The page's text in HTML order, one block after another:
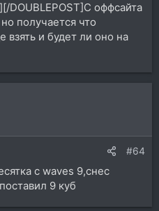
DOUBLEPOST]С оффсайта
получается что
взять и будет ли оно на
#64
с waves 9,снес
9 куб